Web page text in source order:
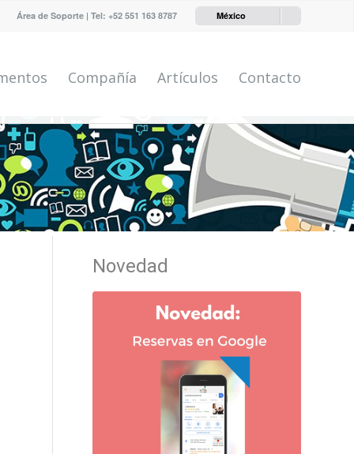
Área de Soporte | Tel: +52 551 163 8787 México
Compañía Artículos Contacto
Novedad